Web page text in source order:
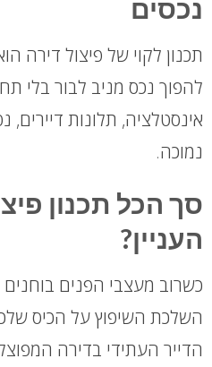
נכסים
תכנון לקוי של פיצול דירה
להפוך נכס מניב לבור בלי
אינסטלציה, תלונות דיירים,
נמוכה.
סך הכל תכנון
העניין?
כשרוב מעצבי הפנים
השלכת השיפוץ על הכיס
הדייר העתידי בדירה